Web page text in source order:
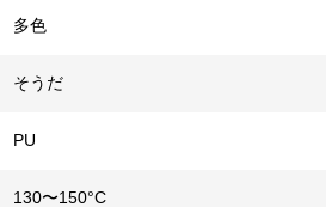
多色
そうだ
PU
130〜150°C